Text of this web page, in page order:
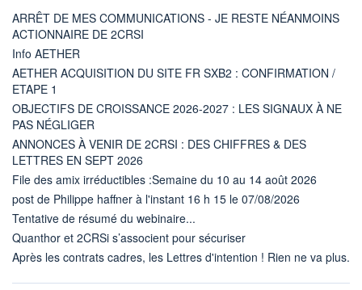
ARRÊT DE MES COMMUNICATIONS - JE RESTE NÉANMOINS
ACTIONNAIRE DE 2CRSI
Info AETHER
AETHER ACQUISITION DU SITE FR SXB2 : CONFIRMATION /
ETAPE 1
OBJECTIFS DE CROISSANCE 2026-2027 : LES SIGNAUX À NE
PAS NÉGLIGER
ANNONCES À VENIR DE 2CRSI : DES CHIFFRES & DES
LETTRES EN SEPT 2026
File des amix irréductibles :Semaine du 10 au 14 août 2026
post de Philippe haffner à l'instant 16 h 15 le 07/08/2026
Tentative de résumé du webinaire...
Quanthor et 2CRSi s’associent pour sécuriser
Après les contrats cadres, les Lettres d'intention ! Rien ne va plus.